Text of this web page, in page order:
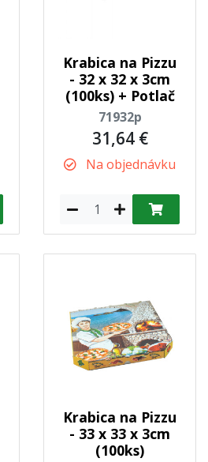
Krabica na Pizzu
- 32 x 32 x 3cm
(100ks) + Potlač
71932p
31,64 €
Na objednávku
Krabica na Pizzu
- 33 x 33 x 3cm
(100ks)